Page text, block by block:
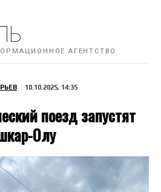
АГЕНТСТВО
10.10.2025, 14:35
поезд запустят
Олу